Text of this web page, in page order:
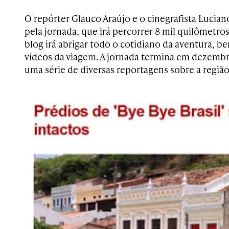
O repórter Glauco Araújo e o cinegrafista
pela jornada, que irá percorrer 8 mil quilômetros
blog irá abrigar todo o cotidiano da aventura,
vídeos da viagem. A jornada termina em
uma série de diversas reportagens sobre a